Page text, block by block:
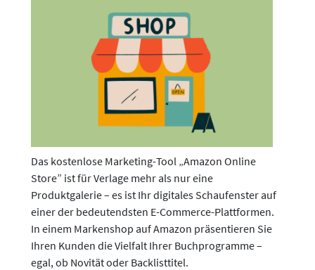
Das kostenlose Marketing-Tool „Amazon Online
Store” ist für Verlage mehr als nur eine
Produktgalerie – es ist Ihr digitales Schaufenster auf
einer der bedeutendsten E-Commerce-Plattformen.
In einem Markenshop auf Amazon präsentieren Sie
Ihren Kunden die Vielfalt Ihrer Buchprogramme –
egal, ob Novität oder Backlisttitel.